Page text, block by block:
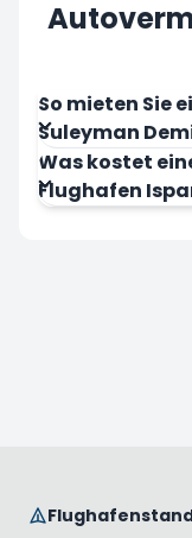
So mieten Sie
Suleyman
Was kostet
Flughafen